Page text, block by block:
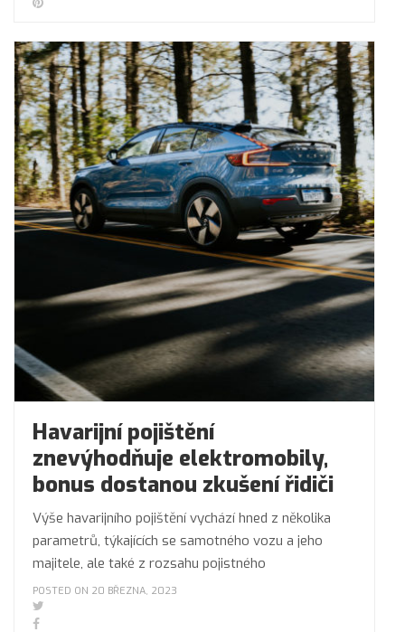
Havarijní pojištění
znevýhodňuje elektromobily,
bonus dostanou zkušení řidiči
Výše havarijního pojištění vychází hned z několika
parametrů, týkajících se samotného vozu a jeho
majitele, ale také z rozsahu pojistného
POSTED ON 20 BŘEZNA, 2023